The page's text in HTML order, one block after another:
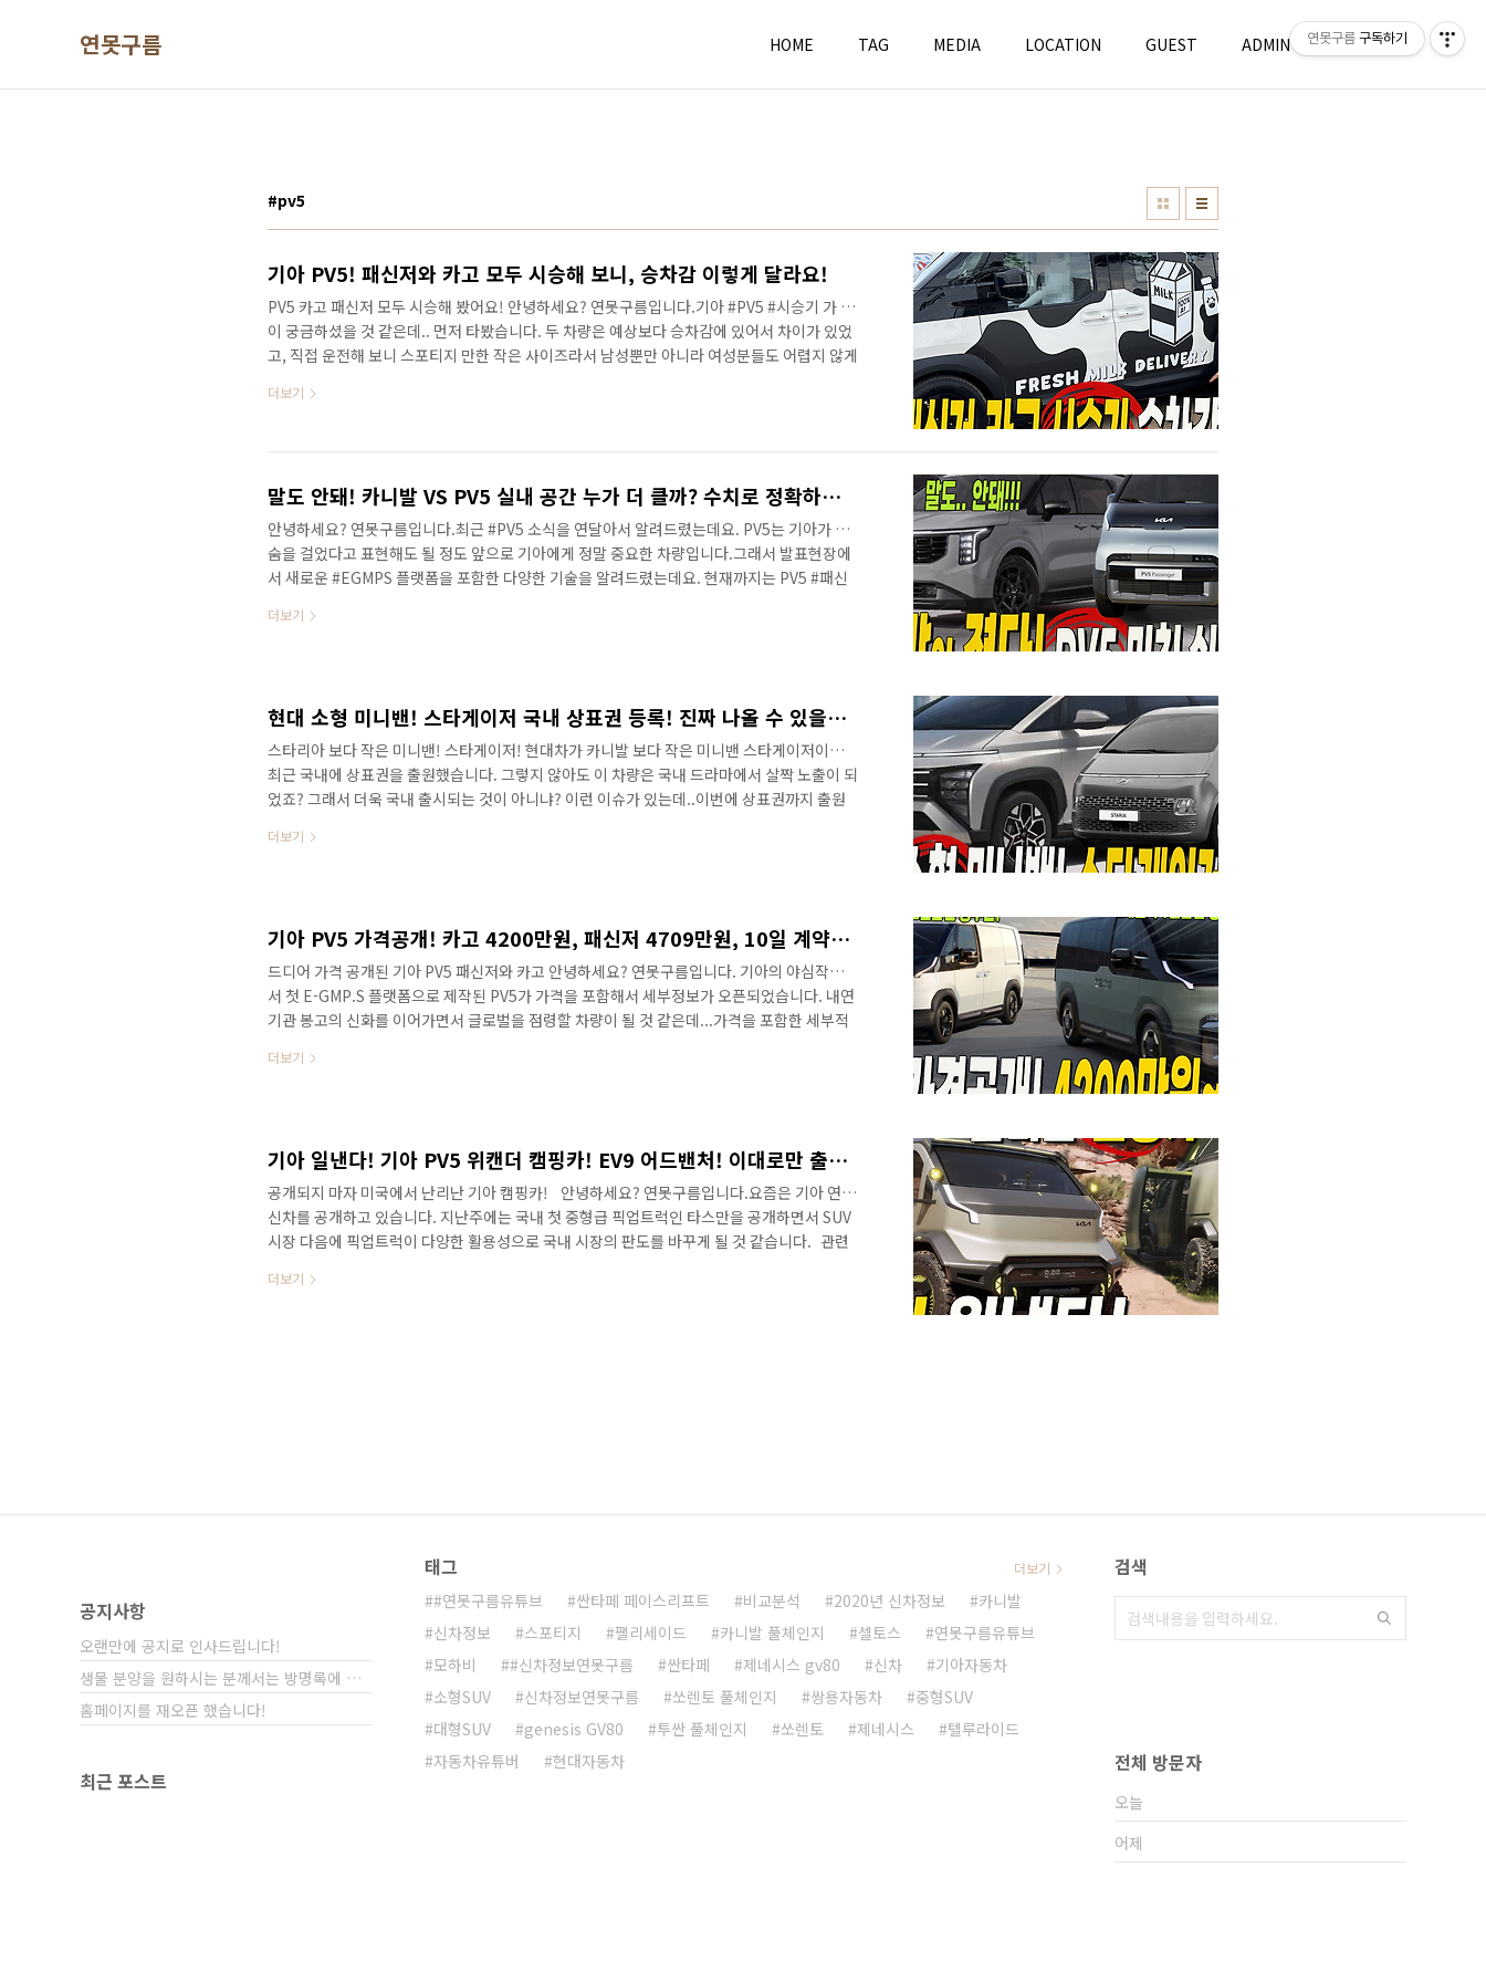
연못구름 HOME TAG MEDIA LOCATION GUEST ADMIN WRITE
#pv5
기아 PV5! 패신저와 카고 모두 시승해 보니, 승차감 이렇게 달라요!
PV5 카고 패신저 모두 시승해 봤어요! 안녕하세요? 연못구름입니다.기아 #PV5 #시승기 가 많
이 궁금하셨을 것 같은데.. 먼저 타봤습니다. 두 차량은 예상보다 승차감에 있어서 차이가 있었
고, 직접 운전해 보니 스포티지 만한 작은 사이즈라서 남성뿐만 아니라 여성분들도 어렵지 않게
라요!&nbsp;&nbsp;"> 너무 이쁘죠? 꾸미는 재미가 솔솔한 PV5 자영업자 분들이라면 이렇
요!&nbsp;&nbsp;"> 다음 소식도 놓치지 않고 빠르게 보고 싶다면 채널에 구독과 알림설정
더보기
말도 안돼! 카니발 VS PV5 실내 공간 누가 더 클까? 수치로 정확하게 알려드릴게요!
안녕하세요? 연못구름입니다.최근 #PV5 소식을 연달아서 알려드렸는데요. PV5는 기아가 목
숨을 걸었다고 표현해도 될 정도 앞으로 기아에게 정말 중요한 차량입니다.그래서 발표현장에
서 새로운 #EGMPS 플랫폼을 포함한 다양한 기술을 알려드렸는데요. 현재까지는 PV5 #패신
픈 배드 (샤시캡)이 준비되고 있고, #라이트캠퍼 모델, #내장탑차 #냉동탑차 가 연이어서 출시
더보기
현대 소형 미니밴! 스타게이저 국내 상표권 등록! 진짜 나올 수 있을까? 어떤 차량?
스타리아 보다 작은 미니밴! 스타게이저! 현대차가 카니발 보다 작은 미니밴 스타게이저이죠?
최근 국내에 상표권을 출원했습니다. 그렇지 않아도 이 차량은 국내 드라마에서 살짝 노출이 되
었죠? 그래서 더욱 국내 출시되는 것이 아니냐? 이런 이슈가 있는데..이번에 상표권까지 출원
품성을 갖추고 있는지 영상으로 만나보세요!&nbsp;&nbsp;"> 지금 국내에 출시되고 있는 셀
더보기
기아 PV5 가격공개! 카고 4200만원, 패신저 4709만원, 10일 계약시작! 보조금 더하면 2천만원 중후반!
드디어 가격 공개된 기아 PV5 패신저와 카고 안녕하세요? 연못구름입니다. 기아의 야심작이면
서 첫 E-GMP.S 플랫폼으로 제작된 PV5가 가격을 포함해서 세부정보가 오픈되었습니다. 내연
기관 봉고의 신화를 이어가면서 글로벌을 점령할 차량이 될 것 같은데...가격을 포함한 세부적
회가 된다면 PV5는 시승기를 통해서 기존 MPV 차량과 어떤 점에 다른지 빠르게 준비해 보겠습
더보기
기아 일낸다! 기아 PV5 위캔더 캠핑카! EV9 어드밴처! 이대로만 출시해 주세요!
공개되지 마자 미국에서 난리난 기아 캠핑카! 안녕하세요? 연못구름입니다.요즘은 기아 연일
신차를 공개하고 있습니다. 지난주에는 국내 첫 중형급 픽업트럭인 타스만을 공개하면서 SUV
시장 다음에 픽업트럭이 다양한 활용성으로 국내 시장의 판도를 바꾸게 될 것 같습니다. 관련
data-ke-type="html">HTML 삽입미리보기할 수 없는 소스 또한 이번주는 기아 스포티지
더보기
공지사항
오랜만에 공지로 인사드립니다!
생물 분양을 원하시는 분께서는 방명록에 비밀글⋯
홈페이지를 재오픈 했습니다!
최근 포스트
태그
#연못구름유튜브 싼타페 페이스리프트 비교분석 2020년 신차정보
카니발
신차정보
스포티지 팰리세이드 카니발 풀체인지 셀토스
연못구름유튜브
모하비
#신차정보연못구름 싼타페 제네시스 gv80 신차
기아자동차
소형SUV
신차정보연못구름 쏘렌토 풀체인지 쌍용자동차
중형SUV
대형SUV
genesis GV80 투싼 풀체인지 쏘렌토 제네시스
텔루라이드
자동차유튜버
현대자동차
더보기 검색
전체 방문자
오늘
어제
연못구름 구독하기